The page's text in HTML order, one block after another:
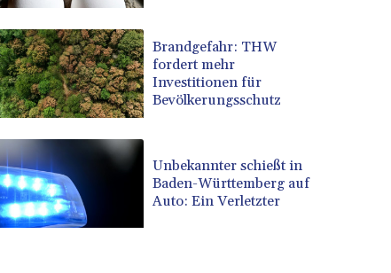
Brandgefahr: THW
fordert mehr
Investitionen für
Bevölkerungsschutz
Unbekannter schießt in
Baden-Württemberg auf
Auto: Ein Verletzter